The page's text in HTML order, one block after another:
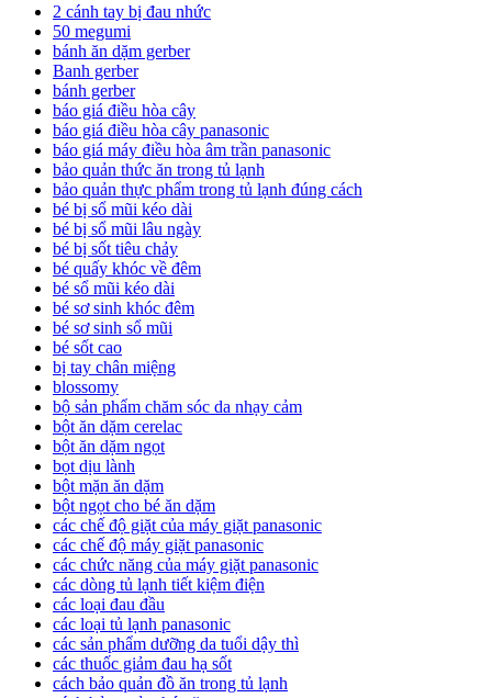
2 cánh tay bị đau nhức
50 megumi
bánh ăn dặm gerber
Banh gerber
bánh gerber
báo giá điều hòa cây
báo giá điều hòa cây panasonic
báo giá máy điều hòa âm trần panasonic
bảo quản thức ăn trong tủ lạnh
bảo quản thực phẩm trong tủ lạnh đúng cách
bé bị sổ mũi kéo dài
bé bị sổ mũi lâu ngày
bé bị sốt tiêu chảy
bé quấy khóc về đêm
bé sổ mũi kéo dài
bé sơ sinh khóc đêm
bé sơ sinh sổ mũi
bé sốt cao
bị tay chân miệng
blossomy
bộ sản phẩm chăm sóc da nhạy cảm
bột ăn dặm cerelac
bột ăn dặm ngọt
bọt dịu lành
bột mặn ăn dặm
bột ngọt cho bé ăn dặm
các chế độ giặt của máy giặt panasonic
các chế độ máy giặt panasonic
các chức năng của máy giặt panasonic
các dòng tủ lạnh tiết kiệm điện
các loại đau đầu
các loại tủ lạnh panasonic
các sản phẩm dưỡng da tuổi dậy thì
các thuốc giảm đau hạ sốt
cách bảo quản đồ ăn trong tủ lạnh